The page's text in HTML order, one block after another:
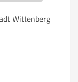
Wittenberg